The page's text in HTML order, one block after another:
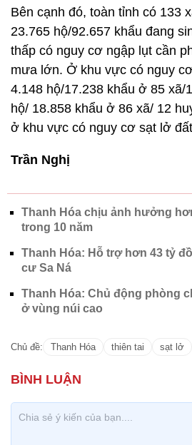
Bên cạnh đó, toàn tỉnh có 133
23.765 hộ/92.657 khẩu đang
thấp có nguy cơ ngập lụt cần
mưa lớn. Ở khu vực có nguy
4.148 hộ/17.238 khẩu ở 85 xã/
hộ/ 18.858 khẩu ở 86 xã/ 12
ở khu vực có nguy cơ sạt lở
Trần Nghị
Thanh Hóa chịu ảnh hưởng
trong 10 năm
Thanh Hóa: Hỗ trợ hơn 43 tỷ
cư Sa Ná
Thanh Hóa: Chủ động phòng
ở vùng núi cao
Chủ đề: Thanh Hóa thiên tai sạt lở